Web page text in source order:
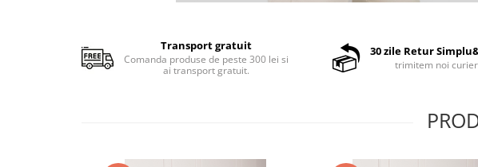
Transport gratuit
Comanda produse de peste 300 lei si
ai transport gratuit.
30 zile Retur
trimitem noi